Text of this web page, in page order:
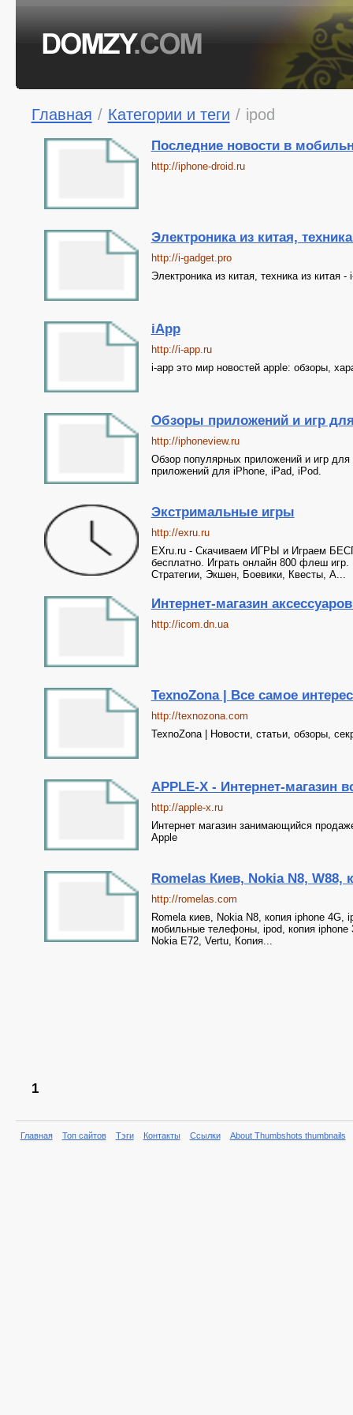
Главная / Категории и теги / ipod
Последние новости в
http://iphone-droid.ru
Электроника из китая,
http://i-gadget.pro
Электроника из китая, техника из китая -
iApp
http://i-app.ru
i-app это мир новостей apple: обзоры,
Обзоры приложений и игр
http://iphoneview.ru
Обзор популярных приложений и игр для
приложений для iPhone, iPad, iPod.
Экстримальные игры
http://exru.ru
EXru.ru - Скачиваем ИГРЫ и Играем
бесплатно. Играть онлайн 800 флеш
Стратегии, Экшен, Боевики, Квесты, А...
Интернет-магазин
http://icom.dn.ua
TexnoZona | Все самое
http://texnozona.com
TexnoZona | Новости, статьи, обзоры,
APPLE-X - Интернет-магазин
http://apple-x.ru
Интернет магазин занимающийся
Apple
Romelas Киев, Nokia N8, W88,
http://romelas.com
Romela киев, Nokia N8, копия iphone 4G,
мобильные телефоны, ipod, копия iphone
Nokia E72, Vertu, Копия...
1
Главная Топ сайтов Тэги Контакты Ссылки About Thumbshots thumbnails